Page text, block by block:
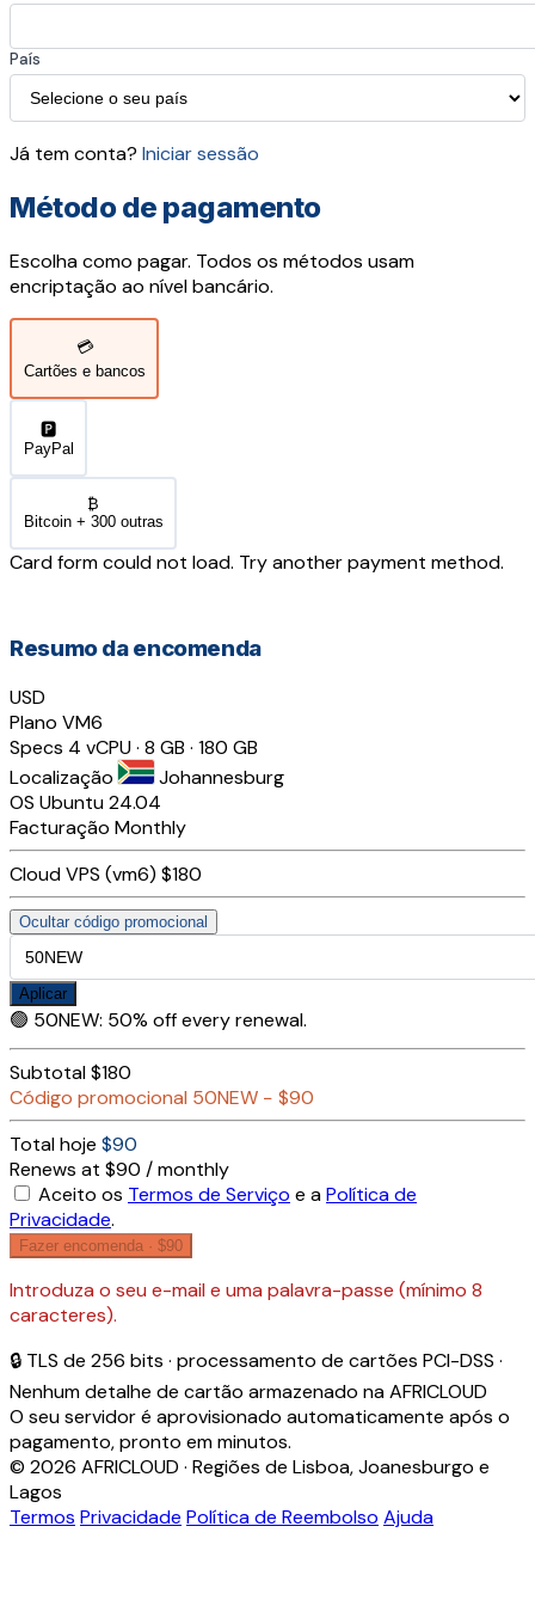
País
Já tem conta? Iniciar sessão
Método de pagamento
Escolha como pagar. Todos os métodos usam
encriptação ao nível bancário.
💳
Cartões e bancos
🅿️
PayPal
₿
Bitcoin + 300 outras
Card form could not load. Try another payment method.
Resumo da encomenda
USD
Plano VM6
Specs 4 vCPU · 8 GB · 180 GB
Localização
Johannesburg
OS Ubuntu 24.04
Facturação Monthly
Cloud VPS (vm6) $180
Ocultar código promocional
Aplicar
🟢 50NEW: 50% off every renewal.
Subtotal$180
Código promocional 50NEW − $90
Total hoje $90
Renews at $90 / monthly
Aceito os Termos de Serviço e aPolítica de
Privacidade.
Fazer encomenda · $90
Introduza o seu e-mail e uma palavra-passe (mínimo 8
caracteres).
🔒 TLS de 256 bits · processamento de cartões PCI-DSS ·
Nenhum detalhe de cartão armazenado na AFRICLOUD
O seu servidor é aprovisionado automaticamente após o
pagamento, pronto em minutos.
© 2026 AFRICLOUD · Regiões de Lisboa, Joanesburgo e
Lagos
Termos Privacidade Política de Reembolso Ajuda